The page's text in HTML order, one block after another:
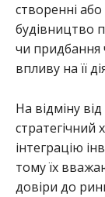
створенні
будівництво
чи придбання
впливу на її
На відміну
стратегічний
інтеграцію
тому їх
довіри до